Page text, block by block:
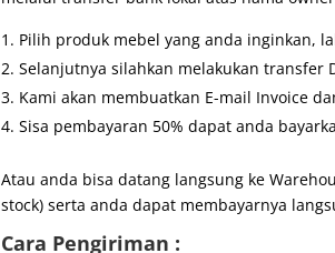
Pilih produk mebel yang anda inginkan,
Selanjutnya silahkan melakukan transfer
Kami akan membuatkan E-mail Invoice
Sisa pembayaran 50% dapat anda
Atau anda bisa datang langsung ke
stock) serta anda dapat membayarnya
Cara Pengiriman :